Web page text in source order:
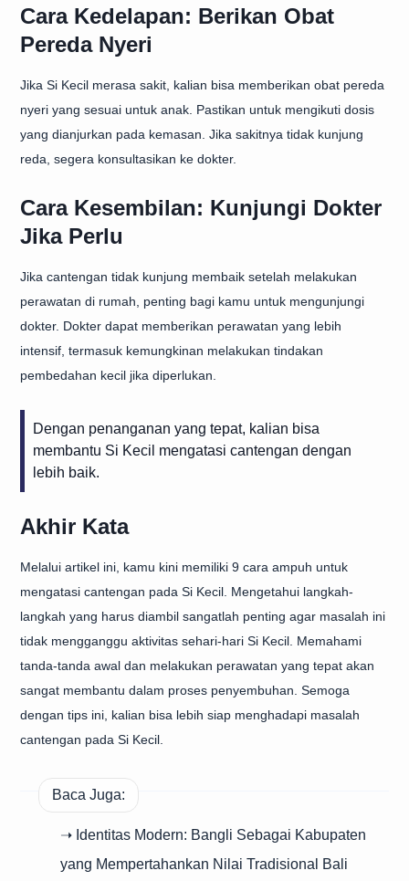
Cara Kedelapan: Berikan Obat
Pereda Nyeri
Jika Si Kecil merasa sakit, kalian bisa memberikan obat pereda
nyeri yang sesuai untuk anak. Pastikan untuk mengikuti dosis
yang dianjurkan pada kemasan. Jika sakitnya tidak kunjung
reda, segera konsultasikan ke dokter.
Cara Kesembilan: Kunjungi Dokter
Jika Perlu
Jika cantengan tidak kunjung membaik setelah melakukan
perawatan di rumah, penting bagi kamu untuk mengunjungi
dokter. Dokter dapat memberikan perawatan yang lebih
intensif, termasuk kemungkinan melakukan tindakan
pembedahan kecil jika diperlukan.
Dengan penanganan yang tepat, kalian bisa
membantu Si Kecil mengatasi cantengan dengan
lebih baik.
Akhir Kata
Melalui artikel ini, kamu kini memiliki 9 cara ampuh untuk
mengatasi cantengan pada Si Kecil. Mengetahui langkah-
langkah yang harus diambil sangatlah penting agar masalah ini
tidak mengganggu aktivitas sehari-hari Si Kecil. Memahami
tanda-tanda awal dan melakukan perawatan yang tepat akan
sangat membantu dalam proses penyembuhan. Semoga
dengan tips ini, kalian bisa lebih siap menghadapi masalah
cantengan pada Si Kecil.
Baca Juga:
➝ Identitas Modern: Bangli Sebagai Kabupaten
yang Mempertahankan Nilai Tradisional Bali